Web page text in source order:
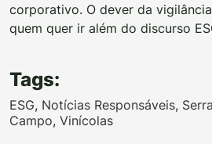
corporativo. O dever da
quem quer ir além do discurso
Tags:
ESG, Notícias Responsáveis,
Campo, Vinícolas